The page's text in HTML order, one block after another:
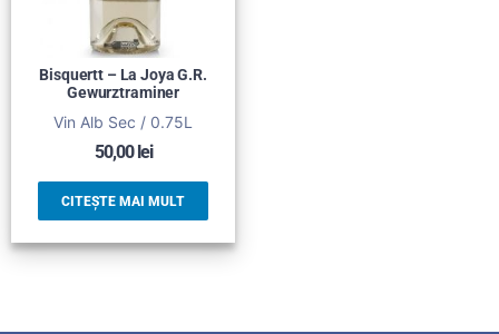
Bisquertt – La Joya G.R.
Gewurztraminer
Vin Alb Sec / 0.75L
50,00lei
CITEȘTE MAI MULT